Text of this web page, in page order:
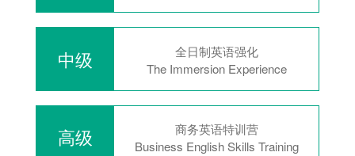
中级
全日制英语强化
The Immersion Experience
高级
商务英语特训营
Business English Skills Training